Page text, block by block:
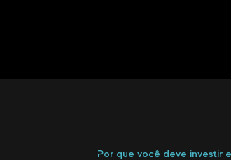
Por que você deve investir